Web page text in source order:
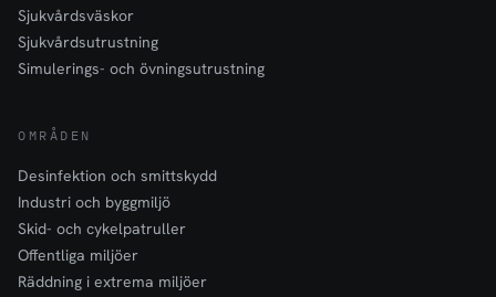
Sjukvårdsväskor
Sjukvårdsutrustning
Simulerings- och övningsutrustning
OMRÅDEN
Desinfektion och smittskydd
Industri och byggmiljö
Skid- och cykelpatruller
Offentliga miljöer
Räddning i extrema miljöer